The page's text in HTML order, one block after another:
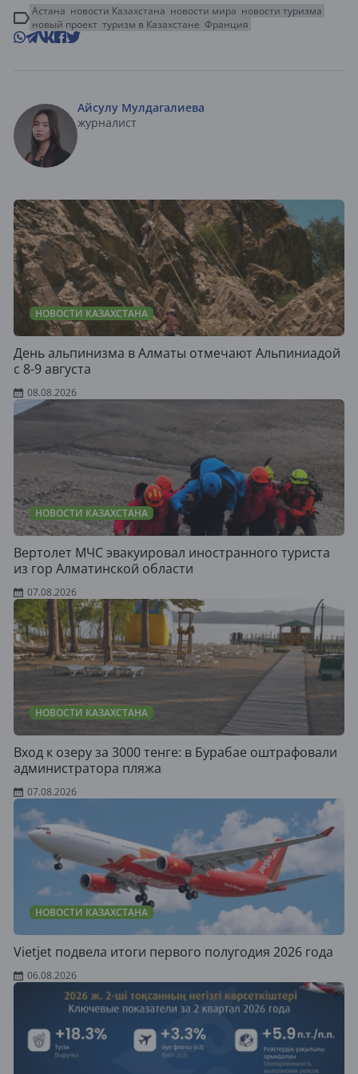
Астана новости Казахстана новости мира новости туризма
новый проект туризм в Казахстане Франция
Айсулу Мулдагалиева
журналист
НОВОСТИ КАЗАХСТАНА
День альпинизма в Алматы отмечают Альпиниадой
с 8-9 августа
08.08.2026
НОВОСТИ КАЗАХСТАНА
Вертолет МЧС эвакуировал иностранного туриста
из гор Алматинской области
07.08.2026
НОВОСТИ КАЗАХСТАНА
Вход к озеру за 3000 тенге: в Бурабае оштрафовали
администратора пляжа
07.08.2026
НОВОСТИ КАЗАХСТАНА
Vietjet подвела итоги первого полугодия 2026 года
06.08.2026